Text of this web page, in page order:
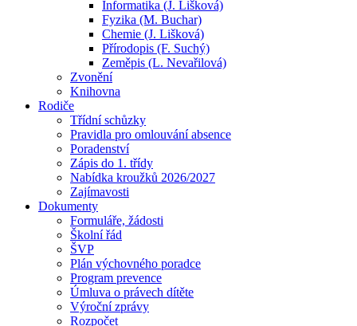
Informatika (J. Lišková)
Fyzika (M. Buchar)
Chemie (J. Lišková)
Přírodopis (F. Suchý)
Zeměpis (L. Nevařilová)
Zvonění
Knihovna
Rodiče
Třídní schůzky
Pravidla pro omlouvání absence
Poradenství
Zápis do 1. třídy
Nabídka kroužků 2026/2027
Zajímavosti
Dokumenty
Formuláře, žádosti
Školní řád
ŠVP
Plán výchovného poradce
Program prevence
Úmluva o právech dítěte
Výroční zprávy
Rozpočet